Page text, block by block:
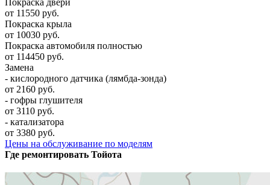
от 11550 руб.
Покраска крыла
от 10030 руб.
Покраска автомобиля полностью
от 114450 руб.
Замена
- кислородного датчика (лямбда-зонда)
от 2160 руб.
- гофры глушителя
от 3110 руб.
- катализатора
от 3380 руб.
Цены на обслуживание по моделям
Где ремонтировать Тойота